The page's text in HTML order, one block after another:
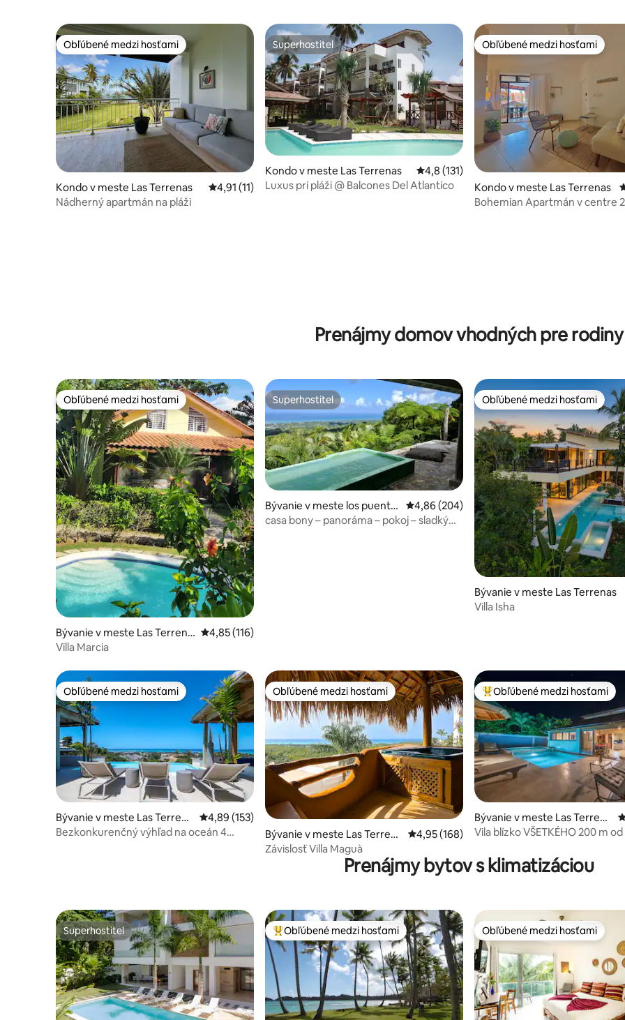
Obľúbené medzi hosťami
Obľúbené medzi hosťami
Kondo v meste Las Terrenas Priemerné ohodnotenie 4,91 z 5, počet hodnotení: 11
4,91 (11)
Nádherný apartmán na pláži
Superhostiteľ
Superhostiteľ
Kondo v meste Las Terrenas Priemerné ohodnotenie 4,8 z 5, počet
4,8 (131)
Luxus pri pláži @ Balcones Del Atlantico
Obľúbené medzi hosťami
Obľúbené medzi hosťami
Kondo v meste Las Terrenas
Bohemian Apartmán v centre
Prenájmy domov vhodných pre rodiny
Obľúbené medzi hosťami
Obľúbené medzi hosťami
Bývanie v meste Las Terrena
s
Priemerné ohodnotenie 4,85 z 5, počet hodnotení: 116
4,85 (116)
Villa Marcia
Superhostiteľ
Superhostiteľ
Bývanie v meste los puente
s - las terrenas
Priemerné ohodnotenie 4,86 z 5, počet
4,86 (204)
casa bony – panoráma – pokoj – sladký
Obľúbené medzi hosťami
Obľúbené medzi hosťami
Bývanie v meste Las Terrenas
Villa Isha
Obľúbené medzi hosťami
Obľúbené medzi hosťami
Bývanie v meste Las Terrena
s
Priemerné ohodnotenie 4,89 z 5, počet hodnotení: 153
4,89 (153)
Bezkonkurenčný výhľad na oceán 4
Obľúbené medzi hosťami
Obľúbené medzi hosťami
Bývanie v meste Las Terrena
s
Priemerné ohodnotenie 4,95 z 5, počet
4,95 (168)
Závislosť Villa Maguà
Najobľúbenejšie medzi hosťami
Obľúbené medzi hosťami
Bývanie v meste Las Terrena
s
Vila blízko VŠETKÉHO 200 m
Prenájmy bytov s klimatizáciou
Superhostiteľ
Superhostiteľ Najobľúbenejšie medzi hosťami
Obľúbené medzi hosťami Obľúbené medzi hosťami
Obľúbené medzi hosťami